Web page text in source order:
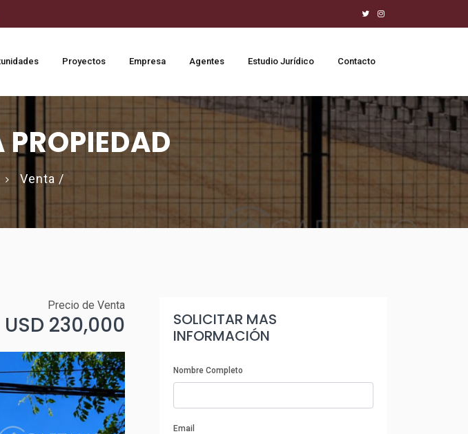
Proyectos Empresa Agentes Estudio Jurídico Contacto
PROPIEDAD
Venta /
Precio de Venta
USD 230,000
SOLICITAR MAS
INFORMACIÓN
Nombre Completo
Email